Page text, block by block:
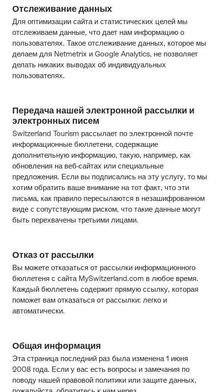
Отслеживание данных
Для оптимизации сайта и статистических целей мы
отслеживаем данные, что дает нам информацию о
пользователях. Такое отслеживание данных, которое мы
делаем для Netmetrix и Google Analytics, не позволяет
делать никаких выводах об индивидуальных
пользователях.
Передача нашей электронной рассылки и
электронных писем
Switzerland Tourism рассылает по электронной почте
информационные бюллетени, содержащие
дополнительную информацию, такую, например, как
обновления на веб-сайтах или специальные
предложения. Если вы подписались на эту услугу, то мы
хотим обратить ваше внимание на тот факт, что эти
письма, как правило пересылаются в незашифрованном
виде с сопутствующим риском, что такие данные могут
быть перехвачены третьими лицами.
Отказ от рассылки
Вы можете отказаться от рассылки информационного
бюллетеня с сайта MySwitzerland.com в любое время.
Каждый бюллетень содержит прямую ссылку, которая
поможет вам отказаться от рассылки: легко и
автоматически.
Общая информация
Эта страница последний раз была изменена 1 июня
2008 года. Если у вас есть вопросы и замечания по
поводу нашей правовой политики или защите данных,